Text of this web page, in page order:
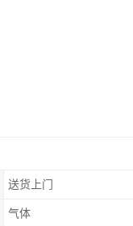
送货上门
气体